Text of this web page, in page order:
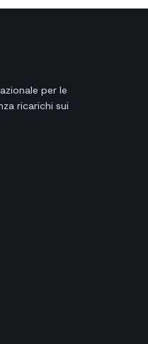
per le
ricarichi sui